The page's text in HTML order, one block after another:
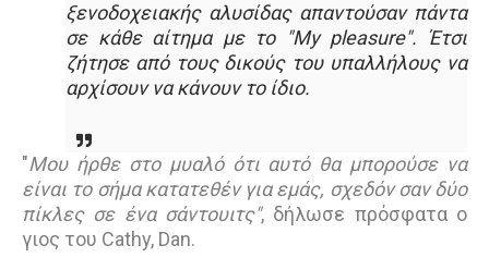
ξενοδοχειακής αλυσίδας απαντούσαν πάντα
σε κάθε αίτημα με το "My pleasure". Έτσι
ζήτησε από τους δικούς του υπαλλήλους να
αρχίσουν να κάνουν το ίδιο.
"Μου ήρθε στο μυαλό ότι αυτό θα μπορούσε να
είναι το σήμα κατατεθέν για εμάς, σχεδόν σαν δύο
πίκλες σε ένα σάντουιτς", δήλωσε πρόσφατα ο
γιος του Cathy, Dan.